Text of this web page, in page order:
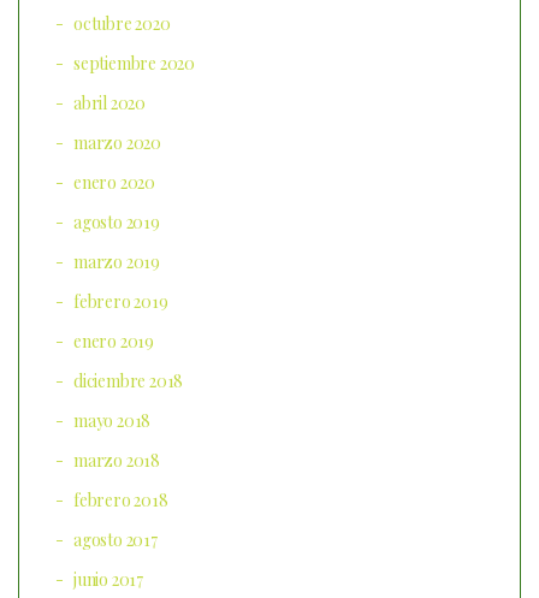
octubre 2020
septiembre 2020
abril 2020
marzo 2020
enero 2020
agosto 2019
marzo 2019
febrero 2019
enero 2019
diciembre 2018
mayo 2018
marzo 2018
febrero 2018
agosto 2017
junio 2017